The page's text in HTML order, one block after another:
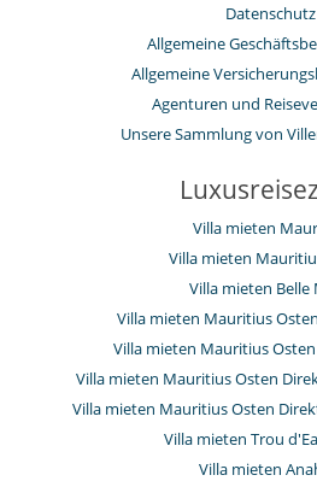
Datenschutz
Allgemeine
Allgemeine
Agenturen und
Unsere Sammlung von
Villa mieten
Villa mieten
Villa mieten Belle
Villa mieten Mauritius
Villa mieten Mauritius
Villa mieten Mauritius Osten
Villa mieten Mauritius Osten
Villa mieten Trou
Villa mieten